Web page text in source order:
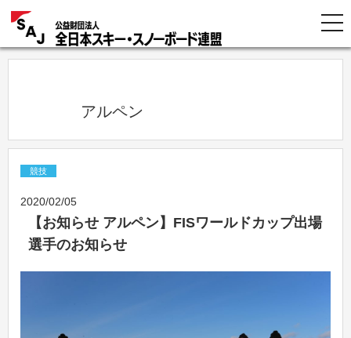
            アルペン
競技
2020/02/05
【お知らせ アルペン】FISワールドカップ出場
選手のお知らせ